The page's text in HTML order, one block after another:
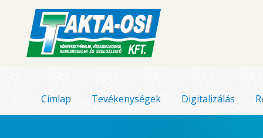
Címlap Tevékenységek Digitalizálás